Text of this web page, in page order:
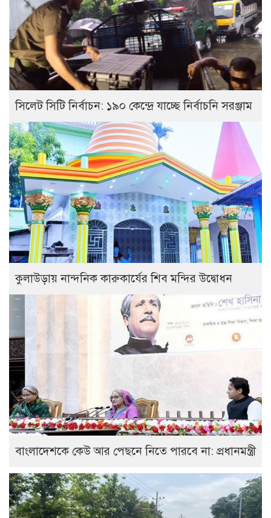
সিলেট সিটি নির্বাচন: ১৯০ কেন্দ্রে যাচ্ছে নির্বাচনি সরঞ্জাম
কুলাউড়ায় নান্দনিক কারুকার্যের শিব মন্দির উদ্বোধন
বাংলাদেশকে কেউ আর পেছনে নিতে পারবে না: প্রধানমন্ত্রী